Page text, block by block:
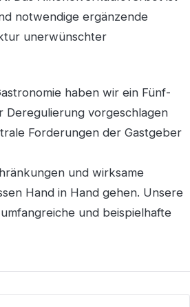
notwendige ergänzende
unerwünschter
haben wir ein Fünf-
Deregulierung vorgeschlagen
Forderungen der Gastgeber
und wirksame
Hand in Hand gehen. Unsere
und beispielhafte